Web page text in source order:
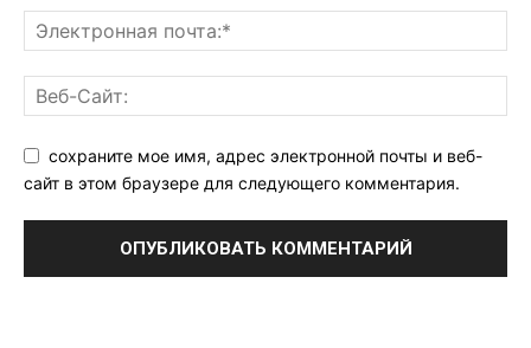
сохраните мое имя, адрес электронной почты и веб-
сайт в этом браузере для следующего комментария.